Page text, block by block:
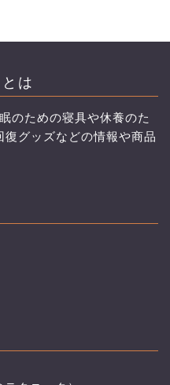
は
のための寝具や休養のた
グッズなどの情報や商品